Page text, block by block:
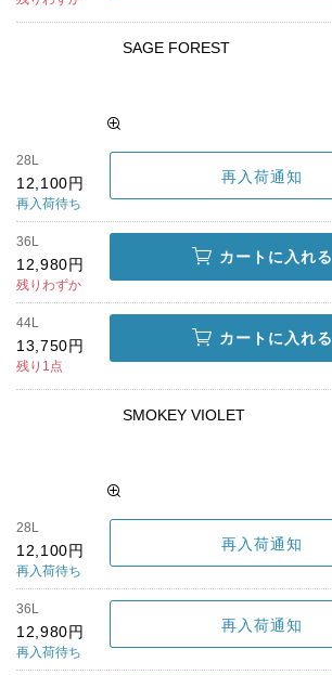
SAGE FOREST
28L
12,100円
再入荷待ち
再入荷通知
36L
12,980円
残りわずか
カートに入れる
44L
13,750円
残り1点
カートに入れる
SMOKEY VIOLET
28L
12,100円
再入荷待ち
再入荷通知
36L
12,980円
再入荷待ち
再入荷通知